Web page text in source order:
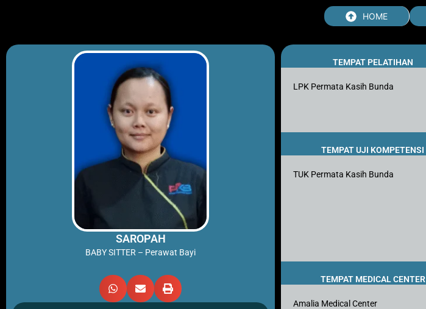
HOME
SAROPAH
BABY SITTER – Perawat Bayi
TEMPAT PELATIHAN
LPK Permata Kasih Bunda
TEMPAT UJI KOMPETENSI
TUK Permata Kasih Bunda
TEMPAT MEDICAL CENTER
Amalia Medical Center